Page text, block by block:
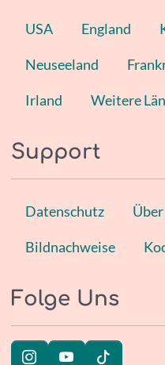
USA England
Neuseeland
Irland Weitere
Support
Datenschutz
Bildnachweise
Folge Uns